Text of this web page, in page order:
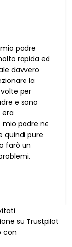
padre
rapida ed
davvero
la
per
e sono
era
padre ne
quindi pure
farò un
su Trustpilot
con